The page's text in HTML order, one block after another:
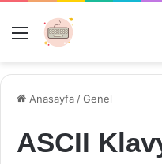
Menü
Anasayfa /Genel
ASCII